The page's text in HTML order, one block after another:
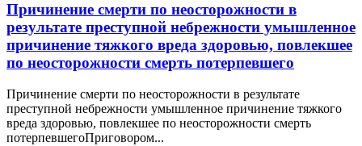
Причинение смерти по неосторожности в
результате преступной небрежности умышленное
причинение тяжкого вреда здоровью, повлекшее
по неосторожности смерть потерпевшего
Причинение смерти по неосторожности в результате
преступной небрежности умышленное причинение тяжкого
вреда здоровью, повлекшее по неосторожности смерть
потерпевшегоПриговором...